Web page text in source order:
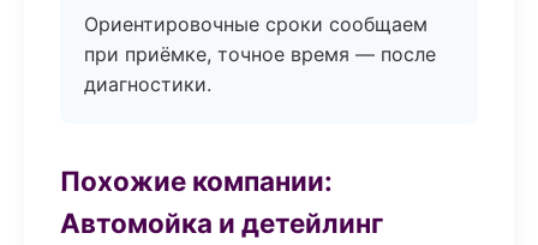
Ориентировочные сроки сообщаем
при приёмке, точное время — после
диагностики.
Похожие компании:
Автомойка и детейлинг